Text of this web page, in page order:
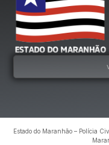
Estado do Maranhão – Polícia